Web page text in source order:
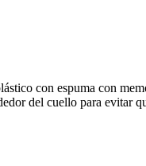
con espuma con
del cuello para evitar